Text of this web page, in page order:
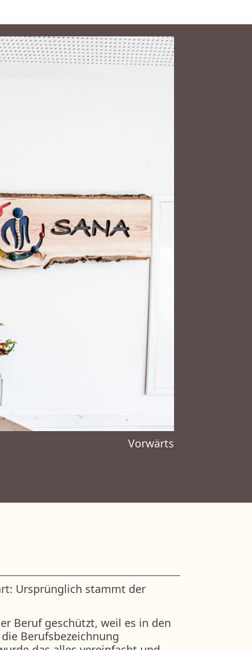
Vorwärts
Ursprünglich stammt der
Beruf geschützt, weil es in den
Berufsbezeichnung